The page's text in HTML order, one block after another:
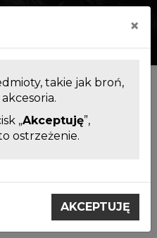
do
Magazynki
×
takie jak broń,
„Akceptuję”,
ostrzeżenie.
AKCEPTUJĘ